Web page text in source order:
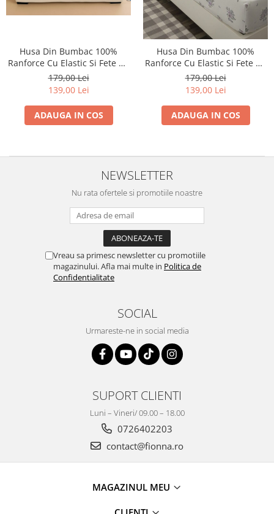
Husa Din Bumbac 100%
Ranforce Cu Elastic Si Fete De
Perna 160x200cm - Portocale
Si Patratele
179,00 Lei
139,00 Lei
ADAUGA IN COS
Husa Din Bumbac 100%
Ranforce Cu Elastic Si Fete De
Perna 160x200cm - Floricele Si
Lila
179,00 Lei
139,00 Lei
ADAUGA IN COS
NEWSLETTER
Nu rata ofertele si promotiile noastre
Vreau sa primesc newsletter cu promotiile
magazinului. Afla mai multe in Politica de
Confidentialitate
SOCIAL
Urmareste-ne in social media
SUPORT CLIENTI
Luni – Vineri/ 09.00 – 18.00
0726402203
contact@fionna.ro
MAGAZINUL MEU